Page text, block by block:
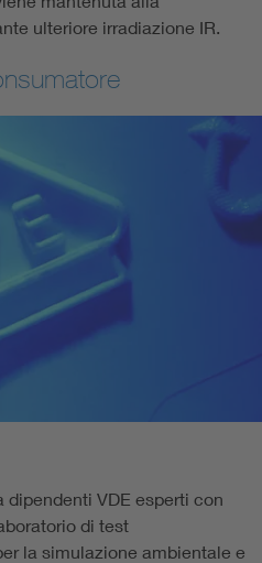
ulteriore irradiazione IR.
dipendenti VDE esperti con
di test
la simulazione ambientale e